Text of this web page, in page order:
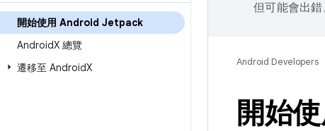
開始使用 Android Jetpack
AndroidX 總覽
遷移至 AndroidX
但可能會出錯
Android Developers
開始